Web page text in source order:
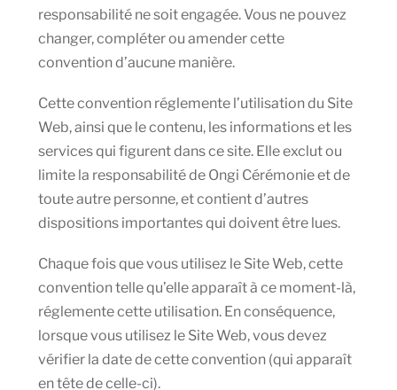
responsabilité ne soit engagée. Vous ne pouvez
changer, compléter ou amender cette
convention d’aucune manière.
Cette convention réglemente l’utilisation du Site
Web, ainsi que le contenu, les informations et les
services qui figurent dans ce site. Elle exclut ou
limite la responsabilité de Ongi Cérémonie et de
toute autre personne, et contient d’autres
dispositions importantes qui doivent être lues.
Chaque fois que vous utilisez le Site Web, cette
convention telle qu’elle apparaît à ce moment-là,
réglemente cette utilisation. En conséquence,
lorsque vous utilisez le Site Web, vous devez
vérifier la date de cette convention (qui apparaît
en tête de celle-ci).